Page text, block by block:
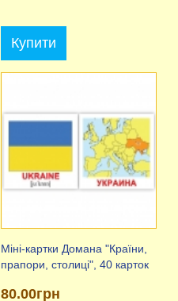
Купити
Міні-картки Домана "Країни,
прапори, столиці", 40 карток
80.00грн